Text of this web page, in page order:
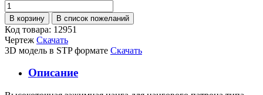
Код товара: 12951
Чертеж Скачать
3D модель в STP формате Скачать
Описание